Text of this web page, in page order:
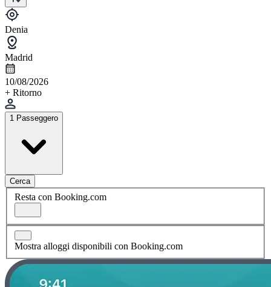
Denia
Madrid
10/08/2026
+ Ritorno
1 Passeggero
Cerca
Resta con Booking.com
Mostra alloggi disponibili con Booking.com